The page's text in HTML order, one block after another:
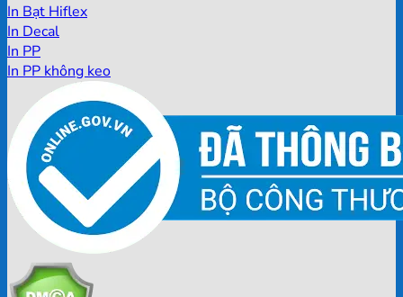
In Bạt Hiflex
In Decal
In PP
In PP không keo